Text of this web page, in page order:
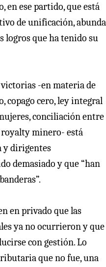
en ese partido, que está
de unificación, abunda
logros que ha tenido su
-en materia de
copago cero, ley integral
conciliación entre
minero- está
y dirigentes
demasiado y que “han
en privado que las
ya no ocurrieron y que
con gestión. Lo
que no fue, una